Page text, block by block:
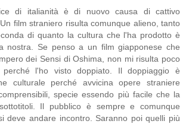
di italianità è di nuovo causa di cattivo
film straniero risulta comunque alieno, tanto
di quanto la cultura che l'ha prodotto è
nostra. Se penso a un film giapponese che
dei Sensi di Oshima, non mi risulta poco
perché l'ho visto doppiato. Il doppiaggio è
culturale perché avvicina opere straniere
specie essendo più facile che la
Il pubblico è sempre e comunque
deve andare incontro. Saranno poi quelli più